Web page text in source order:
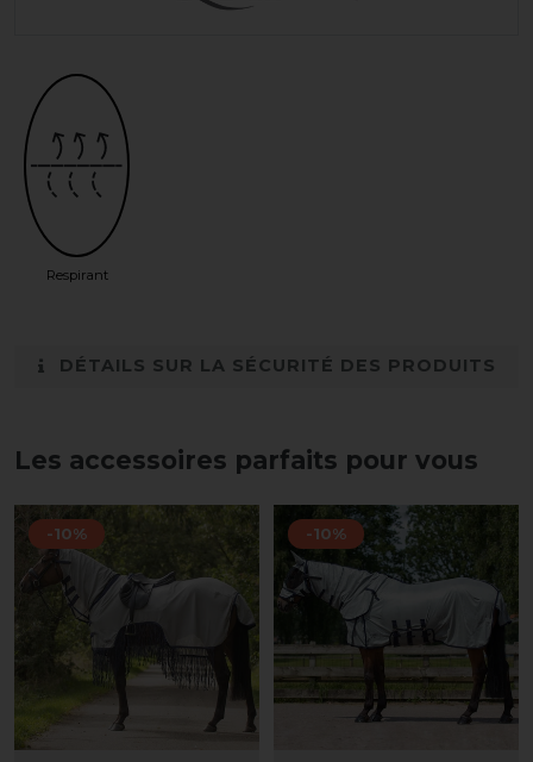
Respirant
DÉTAILS SUR LA SÉCURITÉ DES PRODUITS
Les accessoires parfaits pour vous
-10% -10%